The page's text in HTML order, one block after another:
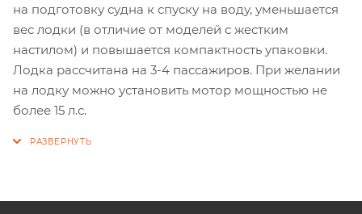
на подготовку судна к спуску на воду, уменьшается
вес лодки (в отличие от моделей с жестким
настилом) и повышается компактность упаковки.
Лодка рассчитана на 3-4 пассажиров. При желании
на лодку можно установить мотор мощностью не
более 15 л.с.